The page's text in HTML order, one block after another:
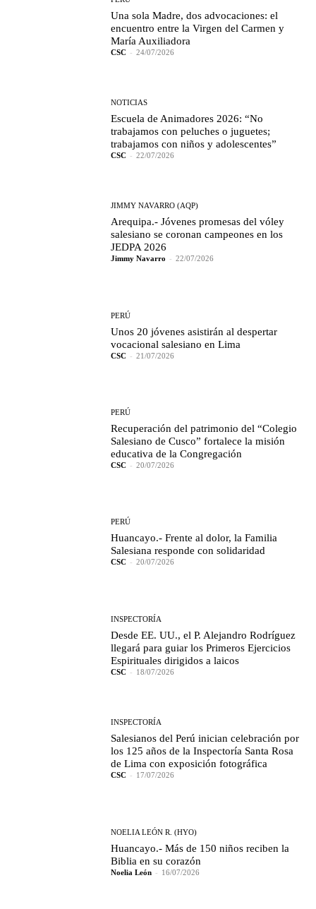
Una sola Madre, dos advocaciones: el
encuentro entre la Virgen del Carmen y
María Auxiliadora
CSC - 24/07/2026
NOTICIAS
Escuela de Animadores 2026: “No
trabajamos con peluches o juguetes;
trabajamos con niños y adolescentes”
CSC - 22/07/2026
JIMMY NAVARRO (AQP)
Arequipa.- Jóvenes promesas del vóley
salesiano se coronan campeones en los
JEDPA 2026
Jimmy Navarro - 22/07/2026
PERÚ
Unos 20 jóvenes asistirán al despertar
vocacional salesiano en Lima
CSC - 21/07/2026
PERÚ
Recuperación del patrimonio del “Colegio
Salesiano de Cusco” fortalece la misión
educativa de la Congregación
CSC - 20/07/2026
PERÚ
Huancayo.- Frente al dolor, la Familia
Salesiana responde con solidaridad
CSC - 20/07/2026
INSPECTORÍA
Desde EE. UU., el P. Alejandro Rodríguez
llegará para guiar los Primeros Ejercicios
Espirituales dirigidos a laicos
CSC - 18/07/2026
INSPECTORÍA
Salesianos del Perú inician celebración por
los 125 años de la Inspectoría Santa Rosa
de Lima con exposición fotográfica
CSC - 17/07/2026
NOELIA LEÓN R. (HYO)
Huancayo.- Más de 150 niños reciben la
Biblia en su corazón
Noelia León - 16/07/2026